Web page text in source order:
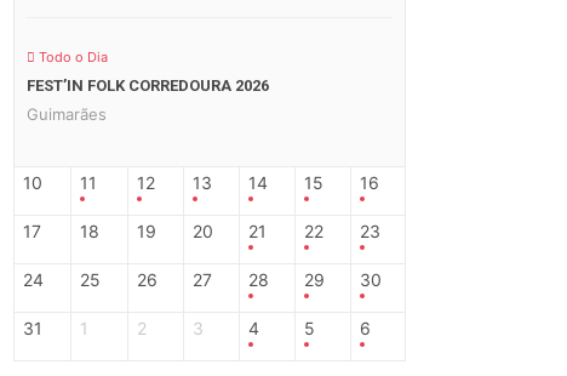
Todo o Dia
FEST’IN FOLK CORREDOURA 2026
Guimarães
10 11 12 13 14 15 16
17 18 19 20 21 22 23
24 25 26 27 28 29 30
31 1 2 3 4 5 6